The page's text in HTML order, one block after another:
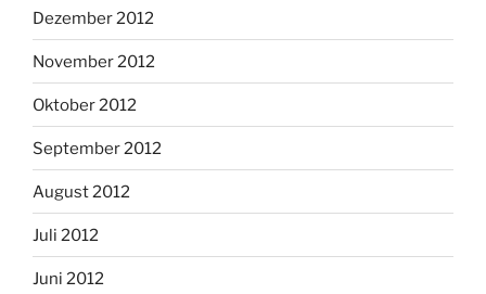
Dezember 2012
November 2012
Oktober 2012
September 2012
August 2012
Juli 2012
Juni 2012